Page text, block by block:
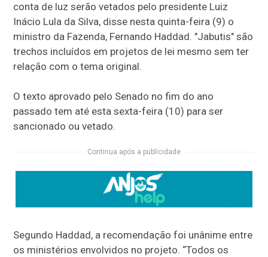
conta de luz serão vetados pelo presidente Luiz
Inácio Lula da Silva, disse nesta quinta-feira (9) o
ministro da Fazenda, Fernando Haddad. "Jabutis" são
trechos incluídos em projetos de lei mesmo sem ter
relação com o tema original.
O texto aprovado pelo Senado no fim do ano
passado tem até esta sexta-feira (10) para ser
sancionado ou vetado.
Continua após a publicidade
Segundo Haddad, a recomendação foi unânime entre
os ministérios envolvidos no projeto. “Todos os